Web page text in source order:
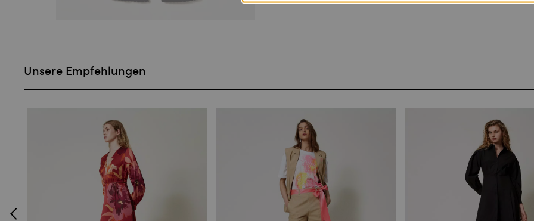
Unsere Empfehlungen